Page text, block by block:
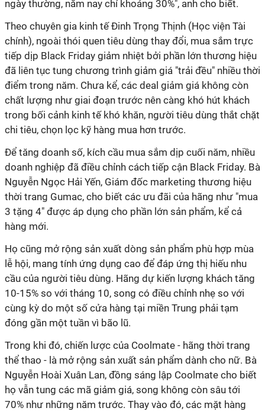
ngày thường, năm nay chỉ khoảng 30%", anh cho biết.
Theo chuyên gia kinh tế Đinh Trọng Thịnh (Học viện Tài
chính), ngoài thói quen tiêu dùng thay đổi, mua sắm trực
tiếp dịp Black Friday giảm nhiệt bởi phần lớn thương hiệu
đã liên tục tung chương trình giảm giá "trải đều" nhiều thời
điểm trong năm. Chưa kể, các deal giảm giá không còn
chất lượng như giai đoạn trước nên càng khó hút khách
trong bối cảnh kinh tế khó khăn, người tiêu dùng thắt chặt
chi tiêu, chọn lọc kỹ hàng mua hơn trước.
Để tăng doanh số, kích cầu mua sắm dịp cuối năm, nhiều
doanh nghiệp đã điều chỉnh cách tiếp cận Black Friday. Bà
Nguyễn Ngọc Hải Yến, Giám đốc marketing thương hiệu
thời trang Gumac, cho biết các ưu đãi của hãng như "mua
3 tặng 4" được áp dụng cho phần lớn sản phẩm, kể cả
hàng mới.
Họ cũng mở rộng sản xuất dòng sản phẩm phù hợp mùa
lễ hội, mang tính ứng dụng cao để đáp ứng thị hiếu nhu
cầu của người tiêu dùng. Hãng dự kiến lượng khách tăng
10-15% so với tháng 10, song có điều chỉnh nhẹ so với
cùng kỳ do một số cửa hàng tại miền Trung phải tạm
đóng gần một tuần vì bão lũ.
Trong khi đó, chiến lược của Coolmate - hãng thời trang
thể thao - là mở rộng sản xuất sản phẩm dành cho nữ. Bà
Nguyễn Hoài Xuân Lan, đồng sáng lập Coolmate cho biết
họ vẫn tung các mã giảm giá, song không còn sâu tới
70% như những năm trước. Thay vào đó, các mặt hàng